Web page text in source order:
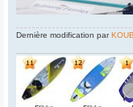
Dernière modification par